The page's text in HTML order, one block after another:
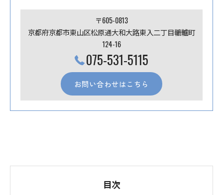
〒605-0813
京都府京都市東山区松原通大和大路東入二丁目轆轤町
124-16
075-531-5115
お問い合わせはこちら
目次